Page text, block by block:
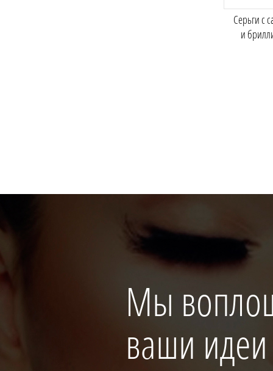
Серьги с
и
Мы
ваши идеи